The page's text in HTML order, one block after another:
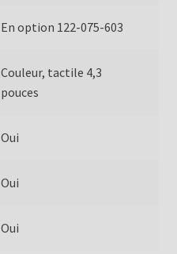
En option 122-075-603
Couleur, tactile 4,3
pouces
Oui
Oui
Oui